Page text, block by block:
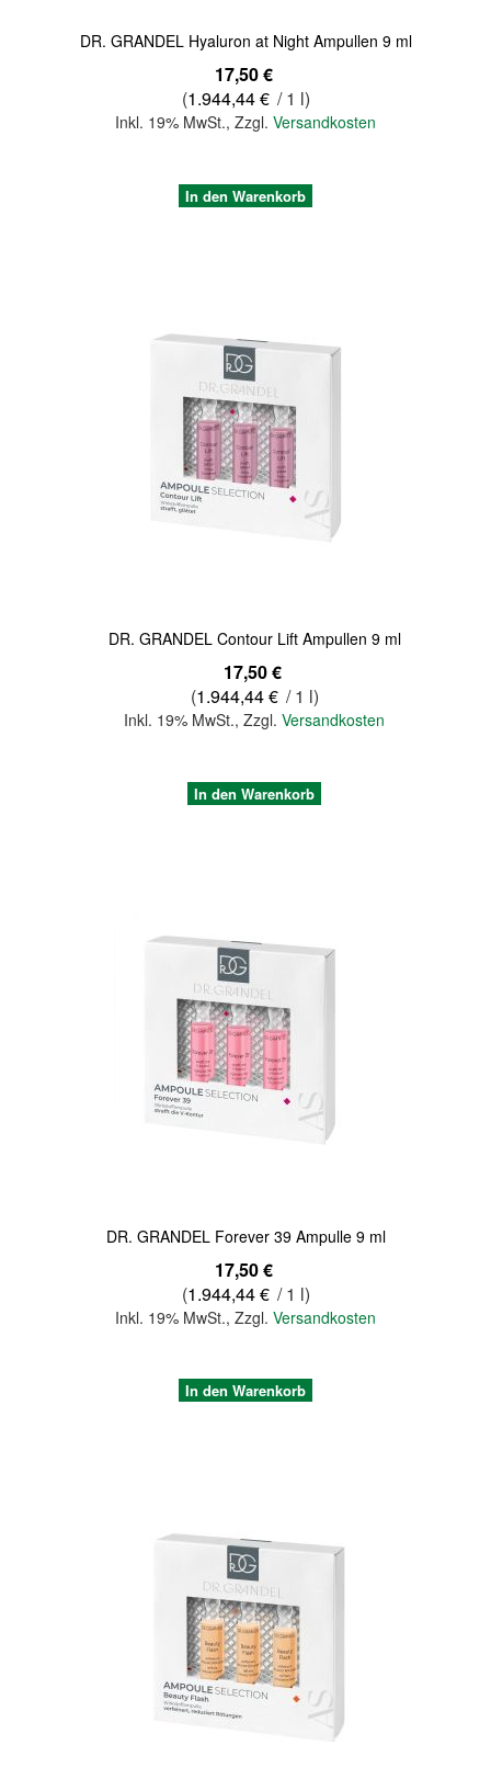
DR. GRANDEL Hyaluron at Night Ampullen 9 ml
17,50 €
(1.944,44 € / 1 l)
Inkl. 19% MwSt., Zzgl. Versandkosten
In den Warenkorb
DR. GRANDEL Contour Lift Ampullen 9 ml
17,50 €
(1.944,44 € / 1 l)
Inkl. 19% MwSt.,Zzgl.Versandkosten
In den Warenkorb
DR. GRANDEL Forever 39 Ampulle 9 ml
17,50 €
(1.944,44 € / 1 l)
Inkl. 19% MwSt., Zzgl. Versandkosten
In den Warenkorb